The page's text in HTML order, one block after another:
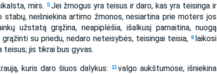
mirs. 5 Jei žmogus yra teisus ir daro, kas yra teisinga ir
stabų, neišniekina artimo žmonos, nesiartina prie moters jos
užstatą grąžina, neapiplėšia, išalkusį pamaitina, nuogą
su priedu, nedaro neteisybės, teisingai teisia, 9 laikosi
jis tikrai bus gyvas.
kuris daro šiuos dalykus: 11 valgo aukštumose, išniekina